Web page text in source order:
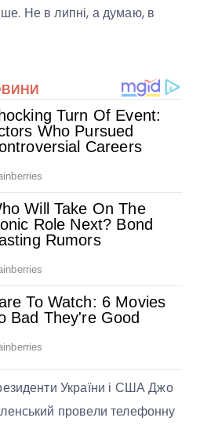
Не в липні, а думаю, в
України і США Джо
провели телефонну